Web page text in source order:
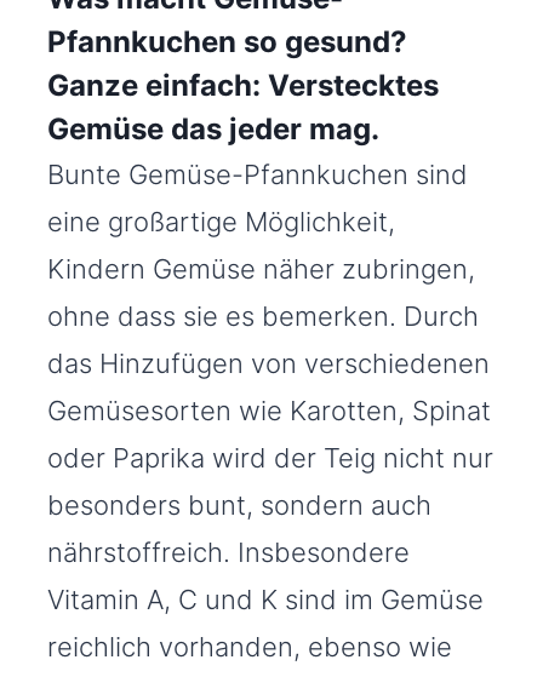
Pfannkuchen so gesund?
Ganze einfach: Verstecktes
Gemüse das jeder mag.
Bunte Gemüse-Pfannkuchen sind
eine großartige Möglichkeit,
Kindern Gemüse näher zubringen,
ohne dass sie es bemerken. Durch
das Hinzufügen von verschiedenen
Gemüsesorten wie Karotten, Spinat
oder Paprika wird der Teig nicht nur
besonders bunt, sondern auch
nährstoffreich. Insbesondere
Vitamin A, C und K sind im Gemüse
reichlich vorhanden, ebenso wie